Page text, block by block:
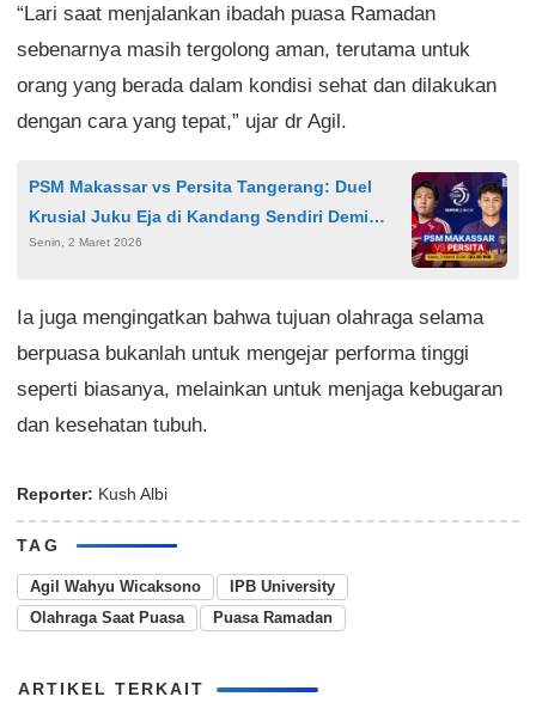
“Lari saat menjalankan ibadah puasa Ramadan
sebenarnya masih tergolong aman, terutama untuk
orang yang berada dalam kondisi sehat dan dilakukan
dengan cara yang tepat,” ujar dr Agil.
PSM Makassar vs Persita Tangerang: Duel
Krusial Juku Eja di Kandang Sendiri Demi
Perbaiki Posisi
Senin, 2 Maret 2026
Ia juga mengingatkan bahwa tujuan olahraga selama
berpuasa bukanlah untuk mengejar performa tinggi
seperti biasanya, melainkan untuk menjaga kebugaran
dan kesehatan tubuh.
Reporter: Kush Albi
TAG
Agil Wahyu Wicaksono
IPB University
Olahraga Saat Puasa
Puasa Ramadan
ARTIKEL TERKAIT